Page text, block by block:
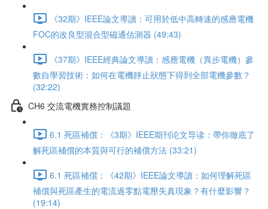
《32期》IEEE論文導讀：可用於低中高轉速的感應電機
FOC的改良型混合型磁通估測器 (49:43)
《37期》IEEE經典論文導讀：感應電機（異步電機）參
數自學習技術：如何在電機靜止狀態下得到全部電機參數？
(32:22)
CH6 交流電機實務控制議題
6.1 死區補償：《3期》IEEE期刊论文导读：帶你徹底了
解死區補償的本質與可行的補償方法 (33:21)
6.1 死區補償：《42期》IEEE論文導讀：如何理解死區
補償與死區產生的電流過零點電壓失真現象？有什麼影響？
(19:14)